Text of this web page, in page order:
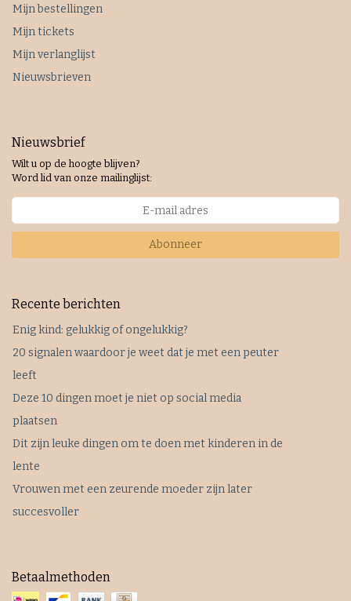
Mijn bestellingen
Mijn tickets
Mijn verlanglijst
Nieuwsbrieven
Nieuwsbrief
Wilt u op de hoogte blijven?
Word lid van onze mailinglijst:
Abonneer
Recente berichten
Enig kind: gelukkig of ongelukkig?
20 signalen waardoor je weet dat je met een peuter
leeft
Deze 10 dingen moet je niet op social media
plaatsen
Dit zijn leuke dingen om te doen met kinderen in de
lente
Vrouwen met een zeurende moeder zijn later
succesvoller
Betaalmethoden